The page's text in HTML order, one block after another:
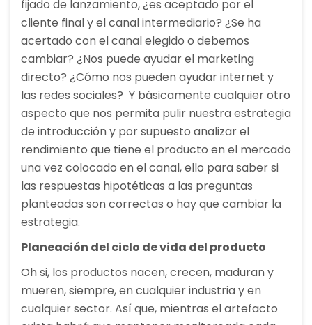
fijado de lanzamiento, ¿es aceptado por el
cliente final y el canal intermediario? ¿Se ha
acertado con el canal elegido o debemos
cambiar? ¿Nos puede ayudar el marketing
directo? ¿Cómo nos pueden ayudar internet y
las redes sociales? Y básicamente cualquier otro
aspecto que nos permita pulir nuestra estrategia
de introducción y por supuesto analizar el
rendimiento que tiene el producto en el mercado
una vez colocado en el canal, ello para saber si
las respuestas hipotéticas a las preguntas
planteadas son correctas o hay que cambiar la
estrategia.
Planeación del ciclo de vida del producto
Oh si, los productos nacen, crecen, maduran y
mueren, siempre, en cualquier industria y en
cualquier sector. Así que, mientras el artefacto